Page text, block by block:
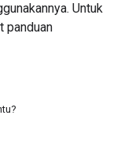
Untuk
panduan